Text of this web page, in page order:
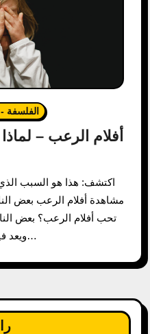
الفلسفة
أفلام الرعب –
اكتشف: هذا هو السبب الذي يجعل بعض الأشخاص يحبون
مشاهدة أفلام الرعب بعض
تحب أفلام الرعب؟ بعض
ويعد فيلم الرعب…